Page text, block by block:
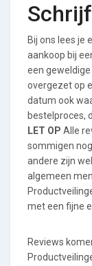
Bij ons lees je
aankoop bij
een
overgezet op
datum ook
bestelproces,
LET OP Alle
sommigen
andere zijn
algemeen
met een fijne
Reviews